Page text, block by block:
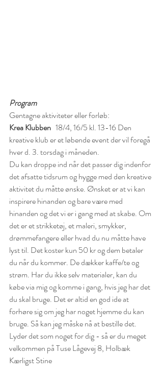
Program
Gentagne aktiviteter eller forløb:
Krea Klubben 18/4, 16/5 kl. 13-16 Den
kreative klub er et løbende event der vil foregå
hver d. 3. torsdag i måneden.
Du kan droppe ind når det passer dig indenfor
det afsatte tidsrum og hygge med den kreative
aktivitet du måtte ønske. Ønsket er at vi kan
inspirere hinanden og bare være med
hinanden og det vi er i gang med at skabe. Om
det er et strikketøj, et maleri, smykker,
drømmefangere eller hvad du nu måtte have
lyst til. Det koster kun 50 kr og dem betaler
du når du kommer. De dækker kaffe/te og
strøm. Har du ikke selv materialer, kan du
købe via mig og komme i gang, hvis jeg har det
du skal bruge. Det er altid en god ide at
forhøre sig om jeg har noget hjemme du kan
bruge. Så kan jeg måske nå at bestille det.
Lyder det som noget for dig - så er du meget
velkommen på Tuse Lågevej 8, Holbæk
Kærligst Stine